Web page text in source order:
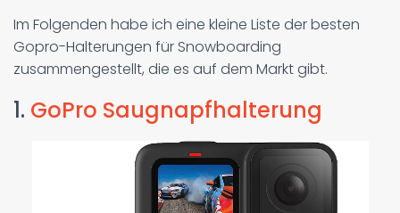
Im Folgenden habe ich eine kleine Liste der besten
Gopro-Halterungen für Snowboarding
zusammengestellt, die es auf dem Markt gibt.
1. GoPro Saugnapfhalterung